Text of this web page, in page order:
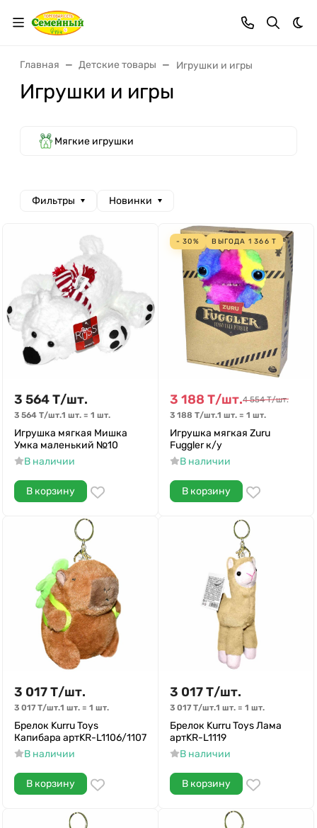
Главная Детские товары Игрушки и игры
Игрушки и игры
Мягкие игрушки
Фильтры Новинки
3 564Т/шт.
3 564 Т/шт.1 шт. = 1 шт.
Игрушка мягкая Мишка
Умка маленький №10
В наличии
В корзину
- 30% ВЫГОДА 1 366 Т
3 188 Т/шт.4 554 Т/шт.
3 188 Т/шт.1 шт. = 1 шт.
Игрушка мягкая Zuru
Fuggler к/у
В наличии
В корзину
3 017Т/шт.
3 017 Т/шт.1 шт. = 1 шт.
Брелок Kurru Toys
Капибара артKR-L1106/1107
В наличии
В корзину
3 017Т/шт.
3 017 Т/шт.1 шт. = 1 шт.
Брелок Kurru Toys Лама
артKR-L1119
В наличии
В корзину